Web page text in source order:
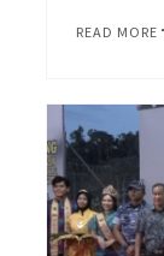
READ MORE